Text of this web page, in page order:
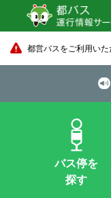
都営バスをご利用いた
バス停を
探す